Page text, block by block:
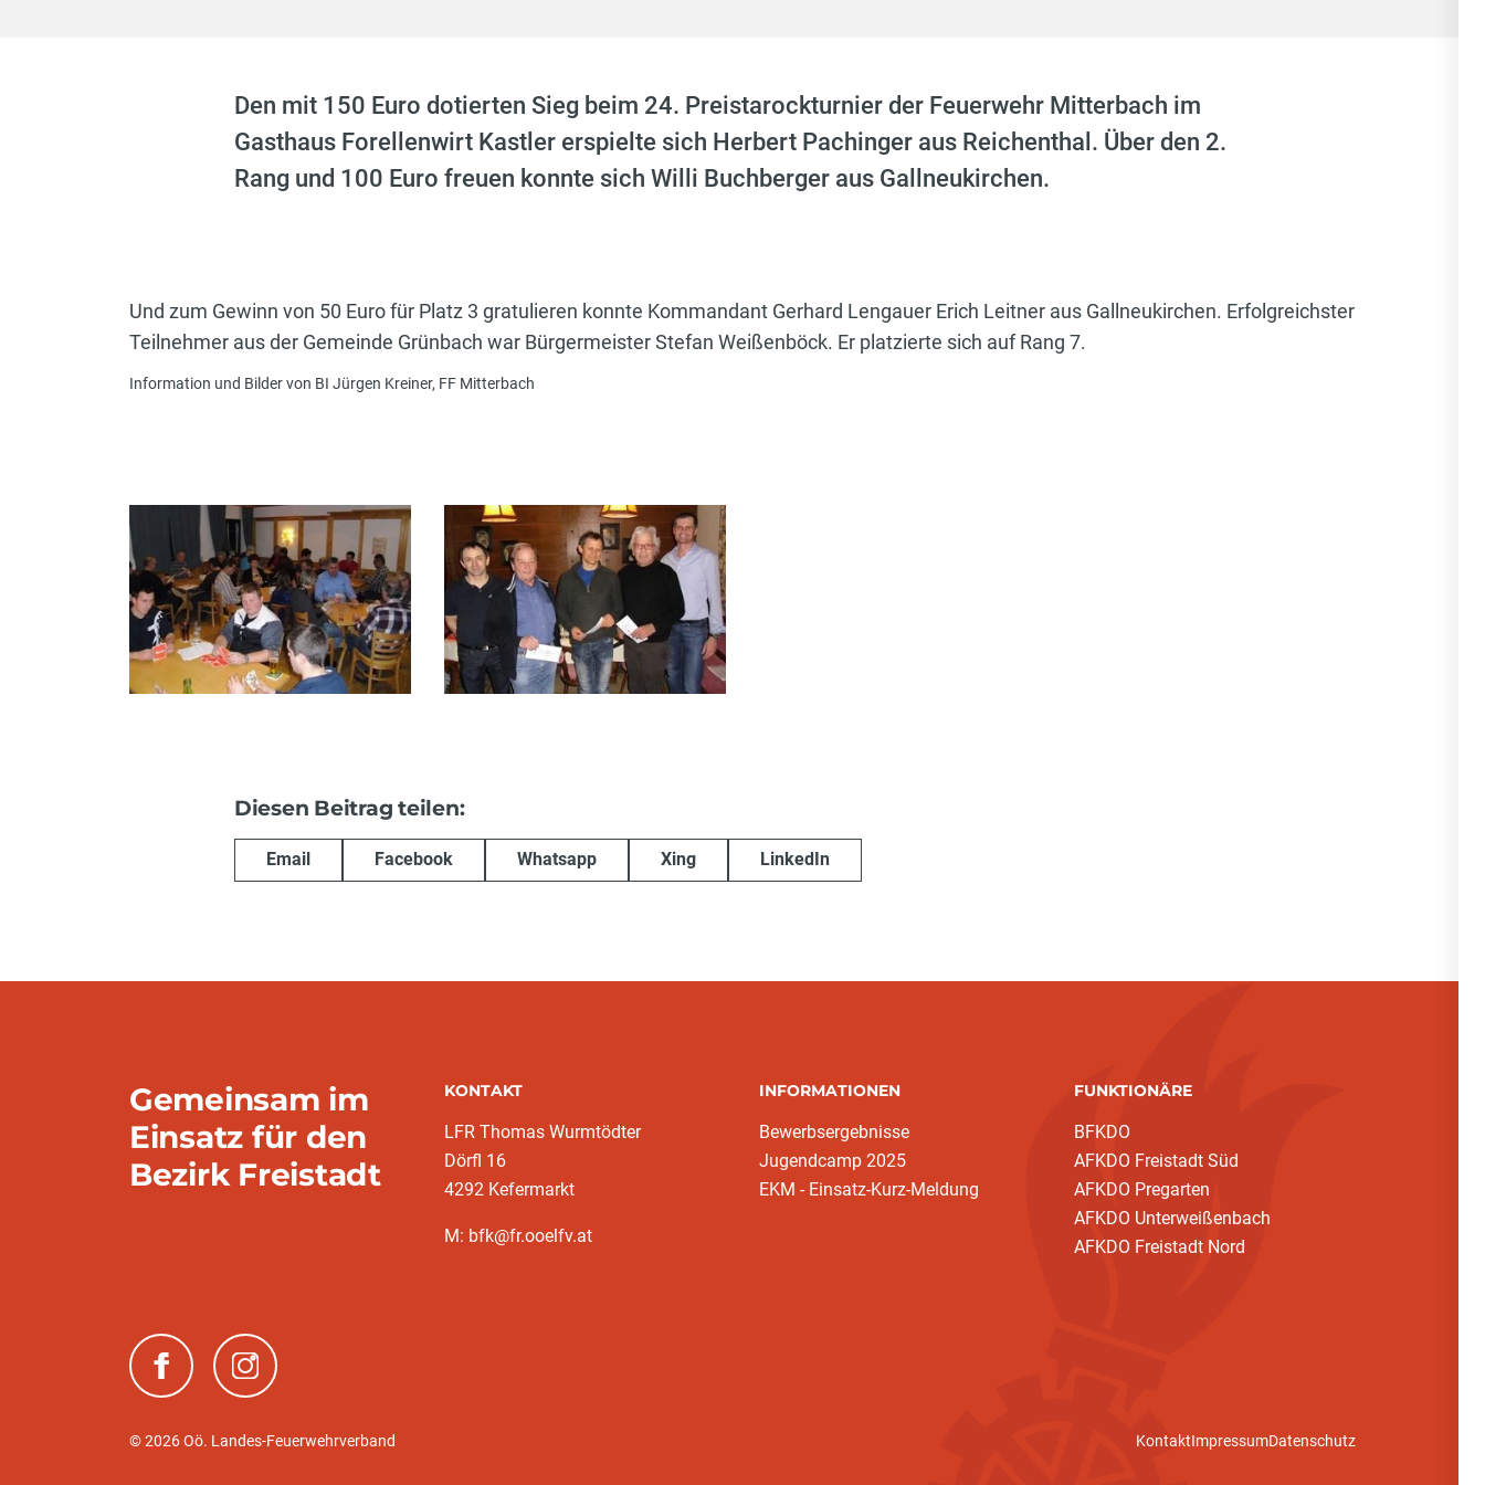
Den mit 150 Euro dotierten Sieg beim 24. Preistarockturnier der Feuerwehr Mitterbach im
Gasthaus Forellenwirt Kastler erspielte sich Herbert Pachinger aus Reichenthal. Über den 2.
Rang und 100 Euro freuen konnte sich Willi Buchberger aus Gallneukirchen.
Und zum Gewinn von 50 Euro für Platz 3 gratulieren konnte Kommandant Gerhard Lengauer Erich Leitner aus Gallneukirchen. Erfolgreichster
Teilnehmer aus der Gemeinde Grünbach war Bürgermeister Stefan Weißenböck. Er platzierte sich auf Rang 7.
Information und Bilder von BI Jürgen Kreiner, FF Mitterbach
Diesen Beitrag teilen:
Email Facebook Whatsapp Xing LinkedIn
Gemeinsam im
Einsatz für den
Bezirk Freistadt
KONTAKT
LFR Thomas Wurmtödter
Dörfl 16
4292 Kefermarkt
M: bfk@fr.ooelfv.at
INFORMATIONEN
Bewerbsergebnisse
Jugendcamp 2025
EKM - Einsatz-Kurz-Meldung
FUNKTIONÄRE
BFKDO
AFKDO Freistadt Süd
AFKDO Pregarten
AFKDO Unterweißenbach
AFKDO Freistadt Nord
(neues Fenster)(neues Fenster)
© 2026 Oö. Landes-Feuerwehrverband KontaktImpressumDatenschutz